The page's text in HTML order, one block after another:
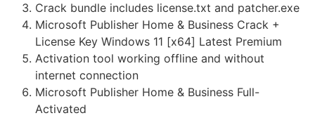
Crack bundle includes license.txt and patcher.exe
Microsoft Publisher Home & Business Crack +
License Key Windows 11 [x64] Latest Premium
Activation tool working offline and without
internet connection
Microsoft Publisher Home & Business Full-
Activated